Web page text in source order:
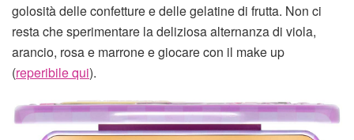
golosità delle confetture e delle gelatine di frutta. Non ci
resta che sperimentare la deliziosa alternanza di viola,
arancio, rosa e marrone e giocare con il make up
(reperibile qui).